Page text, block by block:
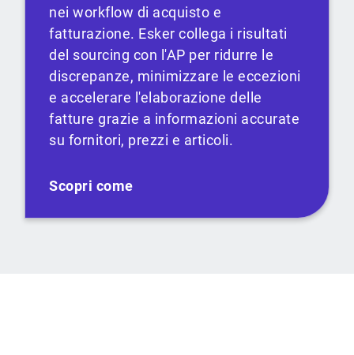
nei workflow di acquisto e
fatturazione. Esker collega i risultati
del sourcing con l'AP per ridurre le
discrepanze, minimizzare le eccezioni
e accelerare l'elaborazione delle
fatture grazie a informazioni accurate
su fornitori, prezzi e articoli.
Scopri come